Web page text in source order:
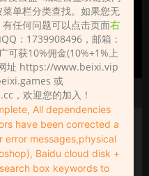
场景（Scenes）
汉化版KM467_Steamy_Secr
et_3&撩人的秘密
1周前
单栏分类查找。如果您无
任何问题可以点击页面右
：1739908496，邮箱：
可获10%佣金(10%+1%上
址 https://www.beixi.vip
或
，欢迎您的加入！
All dependencies
have been corrected a
error messages,physical
Baidu cloud disk +
box keywords to